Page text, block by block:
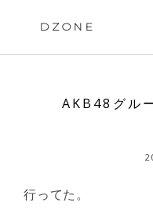
DZONE
AKB48グル
行ってた。